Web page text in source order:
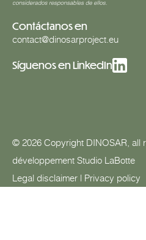
Contáctanos en
contact@dinosarproject.eu
Síguenos en LinkedIn
© 2026 Copyright DINOSAR, all
développement Studio LaBotte
Legal disclaimer | Privacy policy